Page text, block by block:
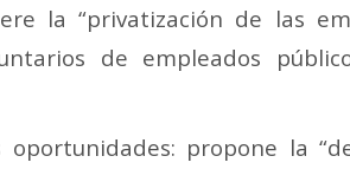
la “privatización de las
de empleados
propone la